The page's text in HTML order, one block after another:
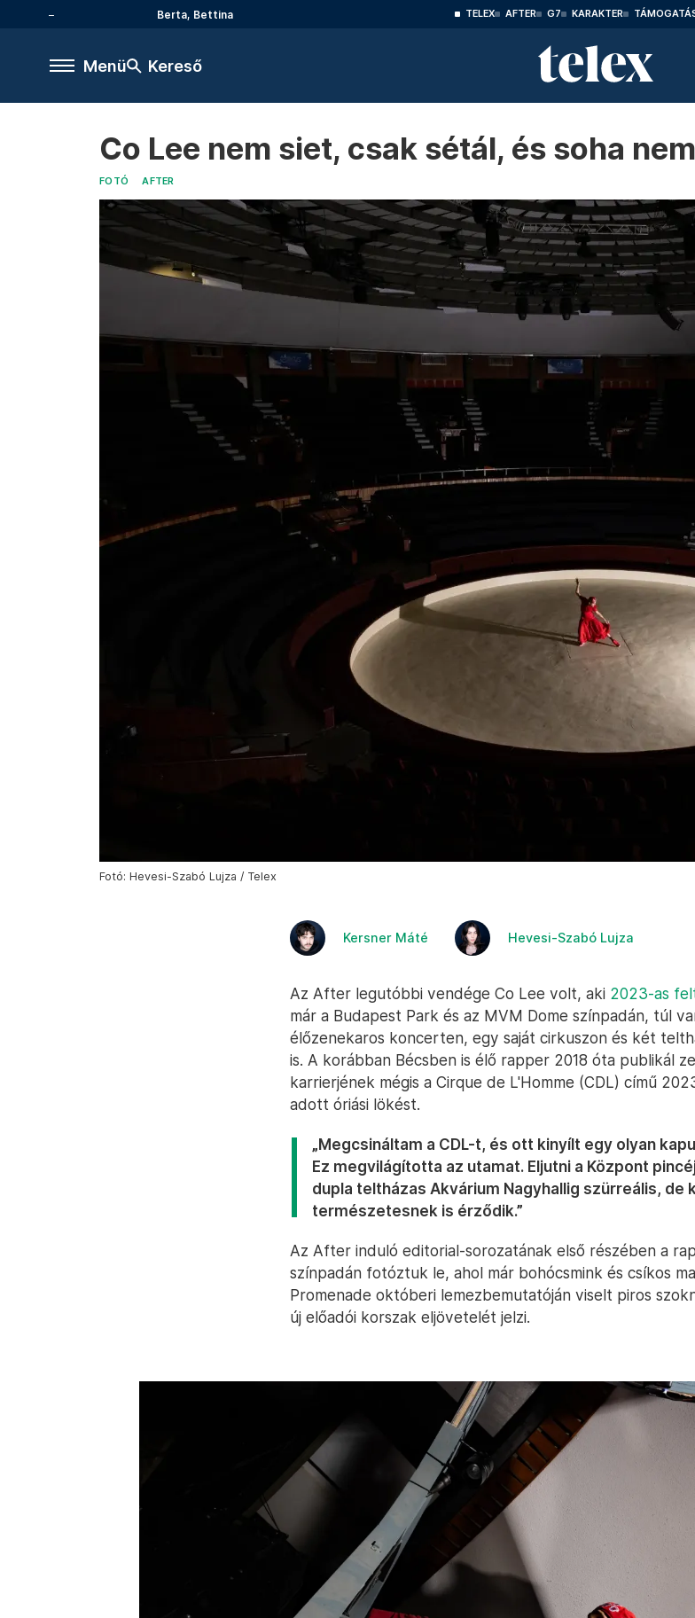
Berta, Bettina TELEX AFTER G7 KARAKTER
Menü Kereső
Co Lee nem siet, csak sétál, és soha
FOTÓ AFTER
Fotó: Hevesi-Szabó Lujza / Telex
Kersner Máté Hevesi-Szabó Lujza
Az After legutóbbi vendége Co Lee volt, aki 2023-as
már a Budapest Park és az MVM Dome színpadán, túl
élőzenekaros koncerten, egy saját cirkuszon és két
is. A korábban Bécsben is élő rapper 2018 óta publikál
karrierjének mégis a Cirque de L'Homme (CDL) című
adott óriási lökést.
„Megcsináltam a CDL-t, és ott kinyílt egy olyan
Ez megvilágította az utamat. Eljutni a Központ
dupla teltházas Akvárium Nagyhallig szürreális, de
természetesnek is érződik.”
Az After induló editorial-sorozatának első részében a
színpadán fotóztuk le, ahol már bohócsmink és csíkos
Promenade októberi lemezbemutatóján viselt piros
új előadói korszak eljövetelét jelzi.